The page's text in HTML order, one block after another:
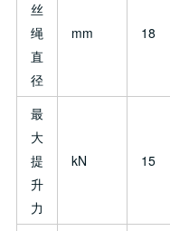
丝
绳
直
径
mm 18
最
大
提
升
力
kN 15